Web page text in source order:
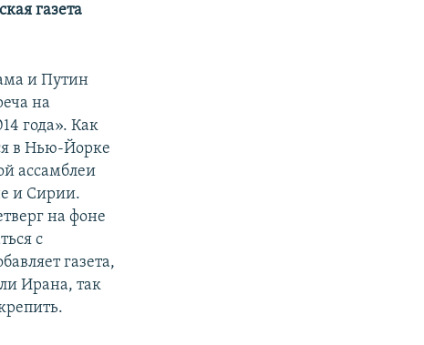
газета
и Путин
на
года». Как
в Нью-Йорке
ассамблеи
и Сирии.
на фоне
с
газета,
Ирана, так